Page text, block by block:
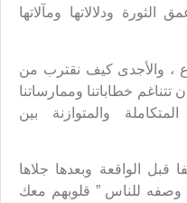
ودلالاتها ومآلاتها
، والأجدى كيف نقترب من
خطاباتنا وممارساتنا
والمتوازنة بين
قبل الواقعة وبعدها جلاها
وصفه للناس ” قلوبهم معك